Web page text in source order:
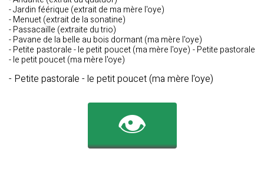
- Jardin féérique (extrait de ma mère l'oye)
- Menuet (extrait de la sonatine)
- Passacaille (extraite du trio)
- Pavane de la belle au bois dormant (ma mère l'oye)
- Petite pastorale - le petit poucet (ma mère l'oye) - Petite pastorale
- le petit poucet (ma mère l'oye)
- Petite pastorale - le petit poucet (ma mère l'oye)
👁️